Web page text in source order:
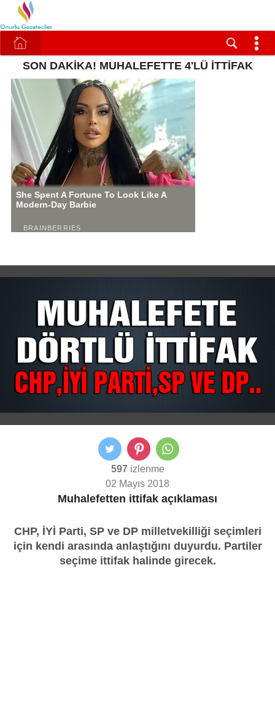
SON DAKİKA! MUHALEFETTE 4'LÜ İTTİFAK
597izlenme
02 Mayıs 2018
Muhalefetten ittifak açıklaması
CHP, İYİ Parti, SP ve DP milletvekilliği seçimleri
için kendi arasında anlaştığını duyurdu. Partiler
seçime ittifak halinde girecek.